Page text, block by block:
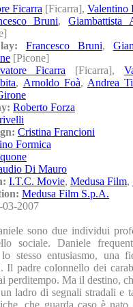
Ficarra [Ficarra], Valentino
Bruni,Giambattista
Francesco Bruni,
[Picone]
Ficarra [Ficarra],
, Arnoldo Foà, Andrea
Roberto Forza
Cristina Francioni
Formica
Di Mauro
I.T.C. Movie, Medusa Film,
Medusa Film S.p.A.
03-2007
sono due individui
sociale. Daniele
stesso entusiasmo, una
Il padre colonnello dei
perditempo. Ma il destino,
ladro di segnali stradali e
che guarda caso è nato